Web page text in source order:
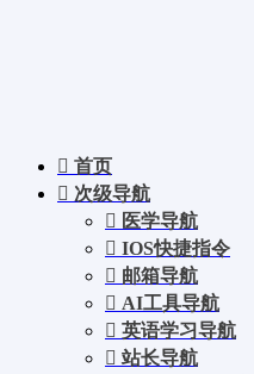
首页
次级导航
医学导航
IOS快捷指令
邮箱导航
AI工具导航
英语学习导航
站长导航